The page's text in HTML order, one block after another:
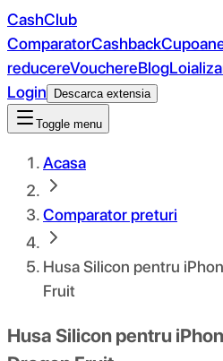
CashClub
ComparatorCashback
reducereVouchereBlog
Login
Descarca extensia
Toggle menu
Acasa
Comparator preturi
Husa Silicon pentru
Fruit
Husa Silicon pentru